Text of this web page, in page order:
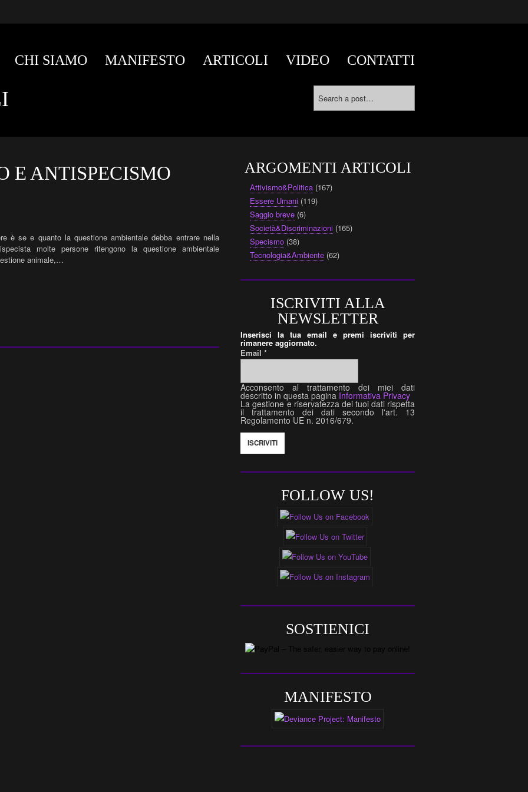
CHI SIAMO MANIFESTO ARTICOLI VIDEO CONTATTI
E ANTISPECISMO
è se e quanto la questione ambientale debba entrare nella
molte persone ritengono la questione ambientale
animale,…
ARGOMENTI ARTICOLI
Attivismo&Politica (167)
Essere Umani (119)
Saggio breve (6)
Società&Discriminazioni (165)
Specismo (38)
Tecnologia&Ambiente (62)
ISCRIVITI ALLA
NEWSLETTER
Inserisci la tua email e premi iscriviti per
rimanere aggiornato.
Email*
Acconsento al trattamento dei miei dati
descritto in questa pagina Informativa Privacy
La gestione e riservatezza dei tuoi dati rispetta
il trattamento dei dati secondo l'art. 13
Regolamento UE n. 2016/679.
FOLLOW US!
SOSTIENICI
MANIFESTO